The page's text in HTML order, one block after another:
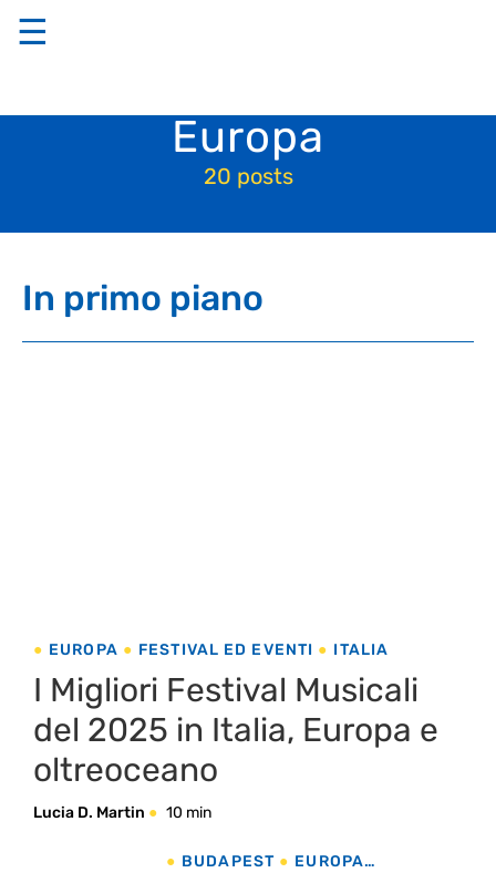
☰
Europa
20 posts
In primo piano
EUROPA FESTIVAL ED EVENTI ITALIA
I Migliori Festival Musicali
del 2025 in Italia, Europa e
oltreoceano
Lucia D. Martin 10 min
BUDAPEST
EUROPA